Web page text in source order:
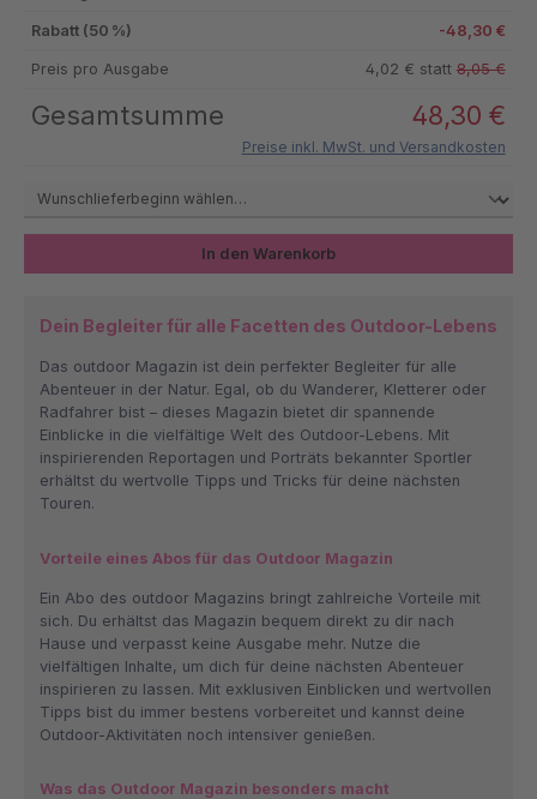
Rabatt (50 %) -48,30 €
Preis pro Ausgabe 4,02 € statt8,05 €
Gesamtsumme 48,30 €
Preise inkl. MwSt. und Versandkosten
In den Warenkorb
Dein Begleiter für alle Facetten des Outdoor-Lebens
Das outdoor Magazin ist dein perfekter Begleiter für alle
Abenteuer in der Natur. Egal, ob du Wanderer, Kletterer oder
Radfahrer bist – dieses Magazin bietet dir spannende
Einblicke in die vielfältige Welt des Outdoor-Lebens. Mit
inspirierenden Reportagen und Porträts bekannter Sportler
erhältst du wertvolle Tipps und Tricks für deine nächsten
Touren.
Vorteile eines Abos für das Outdoor Magazin
Ein Abo des outdoor Magazins bringt zahlreiche Vorteile mit
sich. Du erhältst das Magazin bequem direkt zu dir nach
Hause und verpasst keine Ausgabe mehr. Nutze die
vielfältigen Inhalte, um dich für deine nächsten Abenteuer
inspirieren zu lassen. Mit exklusiven Einblicken und wertvollen
Tipps bist du immer bestens vorbereitet und kannst deine
Outdoor-Aktivitäten noch intensiver genießen.
Was das Outdoor Magazin besonders macht